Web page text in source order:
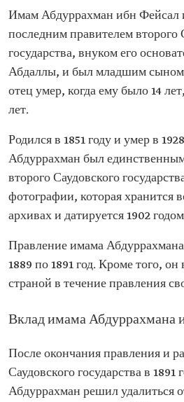
Имам Абдуррахман ибн Фейсал
последним правителем второго
государства, внуком его
Абдаллы, и был младшим
отец умер, когда ему было 14
лет.
Родился в 1851 году и умер в
Абдуррахман был
второго Саудовского
фотографии, которая хранится
архивах и датируется 1902
Правление имама
1889 по 1891 год. Кроме того,
страной в течение правления
Вклад имама Абдуррахмана
После окончания правления и
Саудовского государства в 1891
Абдуррахман решил удалиться